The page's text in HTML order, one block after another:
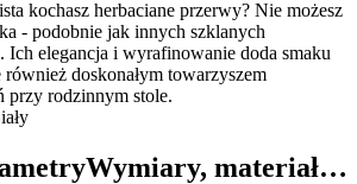
kochasz herbaciane przerwy? Nie możesz
- podobnie jak innych szklanych
elegancja i wyrafinowanie doda smaku
również doskonałym towarzyszem
przy rodzinnym stole.
Wymiary, materiał…